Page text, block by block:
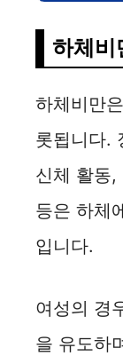
하체비
하체비만
롯됩니다.
신체 활동,
등은 하체
입니다.
여성의 경
을 유도하